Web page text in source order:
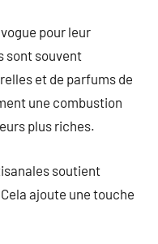
pour leur
sont souvent
et de parfums de
une combustion
plus riches.
soutient
ajoute une touche